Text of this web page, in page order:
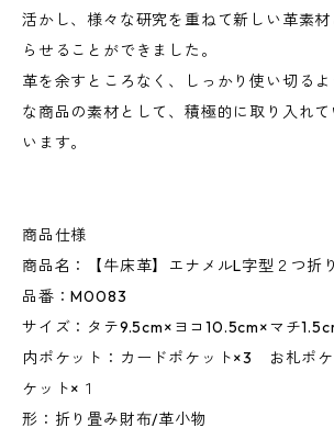
活かし、様々な研究を重ねて新しい革素
らせることができました。
革を余すところなく、しっかり使い切る
な商品の素材として、積極的に取り入れ
います。
商品仕様
商品名：【牛床革】エナメルL字型２つ折
品番：M0083
サイズ：タテ9.5cm×ヨコ10.5cm×マチ
内ポケット：カードポケット×3 お札ポ
ケット×１
形：折り畳み財布/革小物